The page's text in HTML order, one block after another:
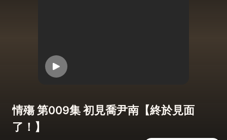
情殤 第009集 初見喬尹南【終於見面
了！】